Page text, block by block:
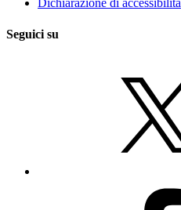
Dichiarazione di accessibilità
Seguici su